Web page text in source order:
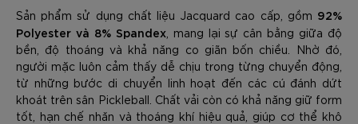
Sản phẩm sử dụng chất liệu Jacquard cao cấp, gồm 92%
Polyester và 8% Spandex, mang lại sự cân bằng giữa độ
bền, độ thoáng và khả năng co giãn bốn chiều. Nhờ đó,
người mặc luôn cảm thấy dễ chịu trong từng chuyển động,
từ những bước di chuyển linh hoạt đến các cú đánh dứt
khoát trên sân Pickleball. Chất vải còn có khả năng giữ form
tốt, hạn chế nhăn và thoáng khí hiệu quả, giúp cơ thể khô